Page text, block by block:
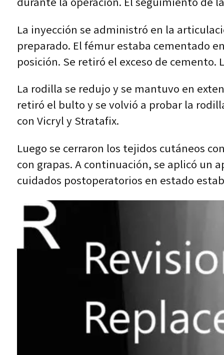
La inyección se administró en la
preparado. El fémur estaba cementado
posición. Se retiró el exceso de
La rodilla se redujo y se mantuvo en
retiró el bulto y se volvió a probar la
con Vicryl y Stratafix.
Luego se cerraron los tejidos cutáneos
con grapas. A continuación, se aplicó un
cuidados postoperatorios en estado